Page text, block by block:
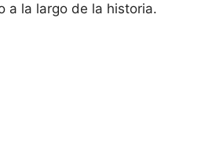
a la largo de la historia.